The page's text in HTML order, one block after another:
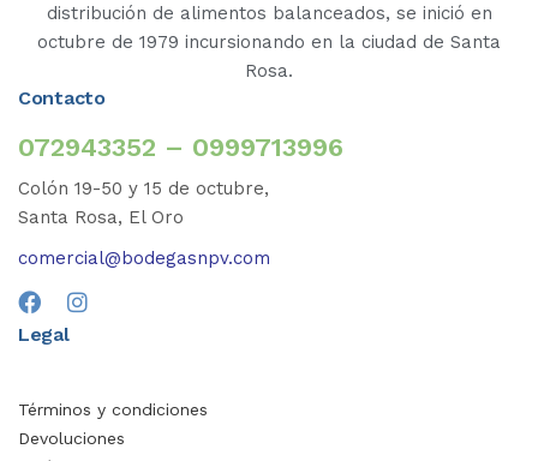
distribución de alimentos balanceados, se inició en
octubre de 1979 incursionando en la ciudad de Santa
Rosa.
Contacto
072943352 – 0999713996
Colón 19-50 y 15 de octubre,
Santa Rosa, El Oro
comercial@bodegasnpv.com
Legal
Términos y condiciones
Devoluciones